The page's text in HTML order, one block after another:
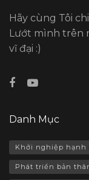
Hãy cùng Tôi
Lướt mình trên
vĩ đại :)
Danh Mục
Khởi nghiệp hạnh
Phát triển bản